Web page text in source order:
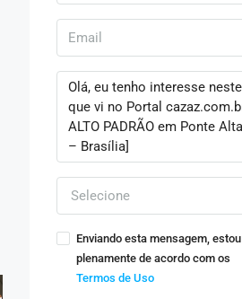
Selecione
Enviando esta mensagem, estou
plenamente de acordo com os
Termos de Uso